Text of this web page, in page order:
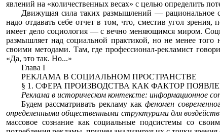
явлений на «количественных весах» с целью оп­ределить
Движущая сила таких размышлений — рациональное
надо отдавать себе отчет в том, что, сместив угол
имеет дело социология — с вечно меняющимся миром.
размышляет над социальной практикой, но не менее
своими методами. Там, где профессионал-рекламист
«Да, это так. Но...»
Глава I
РЕКЛАМА В СОЦИАЛЬНОМ ПРОСТРАНСТВЕ
§ 1. СФЕРА ПРОИЗВОДСТВА КАК ФАКТОР
Реклама в историческом контексте: информационное
Будем рассматривать рекламу какфеномен
определенными общественными структурами для
массовое сознание как соци­альные подсистемы со